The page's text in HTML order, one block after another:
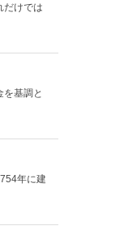
だけでは
基調と
年に建